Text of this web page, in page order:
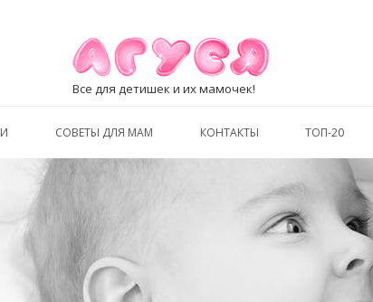
Все для детишек и их мамочек!
СОВЕТЫ ДЛЯ МАМ КОНТАКТЫ ТОП-20